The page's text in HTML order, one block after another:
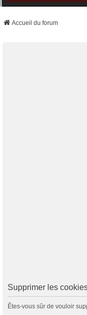
Accueil du forum
Supprimer les
Êtes-vous sûr de vouloir